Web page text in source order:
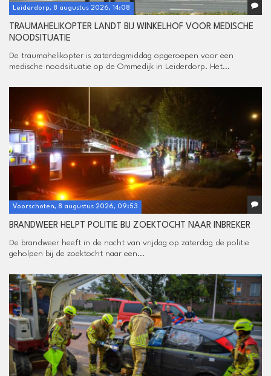
Leiderdorp, 8 augustus 2026, 14:08
TRAUMAHELIKOPTER LANDT BIJ WINKELHOF VOOR MEDISCHE
NOODSITUATIE
De traumahelikopter is zaterdagmiddag opgeroepen voor een
medische noodsituatie op de Ommedijk in Leiderdorp. Het...
Voorschoten, 8 augustus 2026, 09:53
BRANDWEER HELPT POLITIE BIJ ZOEKTOCHT NAAR INBREKER
De brandweer heeft in de nacht van vrijdag op zaterdag de politie
geholpen bij de zoektocht naar een...